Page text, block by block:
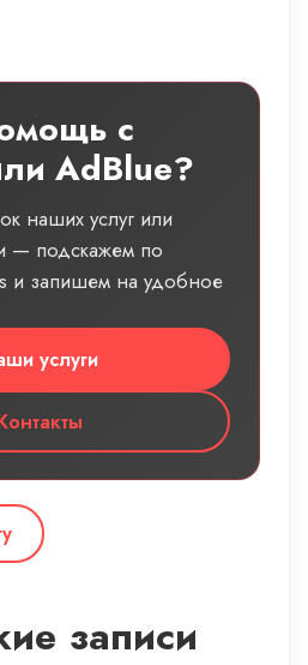
с
AdBlue?
наших услуг или
— подскажем по
и запишем на удобное
услуги
записи